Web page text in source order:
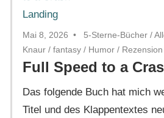
Mai 8, 2026 5-Sterne-Bücher /
Knaur / fantasy / Humor / Rezension
Full Speed to a
Das folgende Buch hat mich
Titel und des Klappentextes